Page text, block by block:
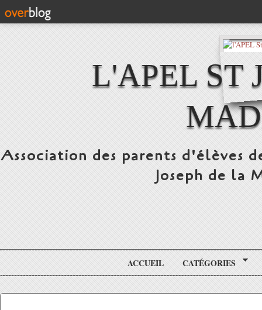
L'APEL ST
Association des parents d'élèves
Joseph de la
ACCUEIL CATÉGORIES